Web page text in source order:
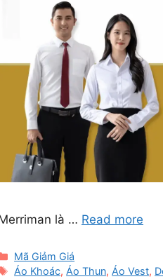
là … Read more
Categories
Mã Giảm Giá
Tags
Áo Khoác, Áo Thun, Áo Vest,